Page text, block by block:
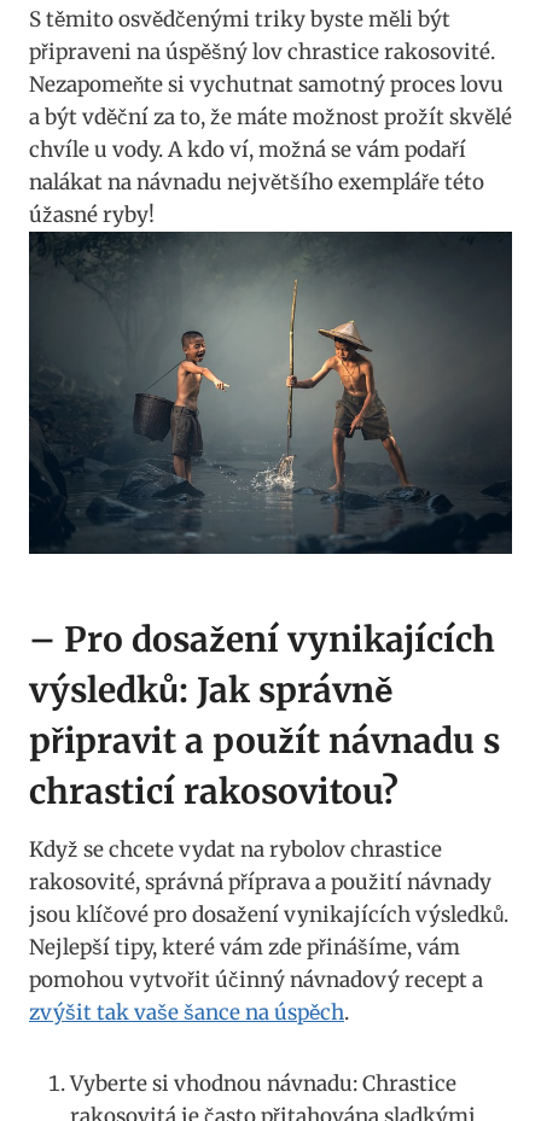
S těmito⁣ osvědčenými triky​ byste měli být
připraveni na úspěšný lov chrastice⁢ rakosovité.
Nezapomeňte si vychutnat samotný proces lovu
a‌ být vděční za to, že ⁣máte možnost prožít skvělé
chvíle u vody. A ⁢kdo ví, možná se vám podaří‌
nalákat na návnadu největšího exempláře této
úžasné ryby!
– Pro dosažení vynikajících
výsledků: Jak správně
připravit a použít návnadu s
chrasticí ​rakosovitou?
Když se chcete vydat na ‍rybolov chrastice
rakosovité, správná příprava a použití ‌návnady
jsou klíčové pro dosažení vynikajících ‍výsledků.
Nejlepší tipy, které vám zde přinášíme,‍ vám
pomohou vytvořit​ účinný⁤ návnadový recept a
zvýšit tak vaše ‌šance na úspěch.
Vyberte si vhodnou návnadu: Chrastice